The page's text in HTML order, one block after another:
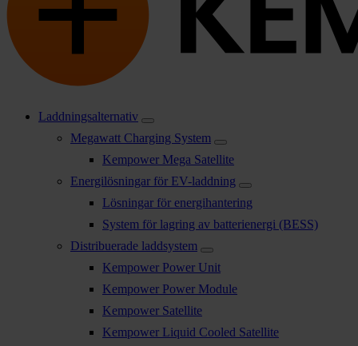
Laddningsalternativ
Megawatt Charging System
Kempower Mega Satellite
Energilösningar för EV-laddning
Lösningar för energihantering
System för lagring av batterienergi (BESS)
Distribuerade laddsystem
Kempower Power Unit
Kempower Power Module
Kempower Satellite
Kempower Liquid Cooled Satellite